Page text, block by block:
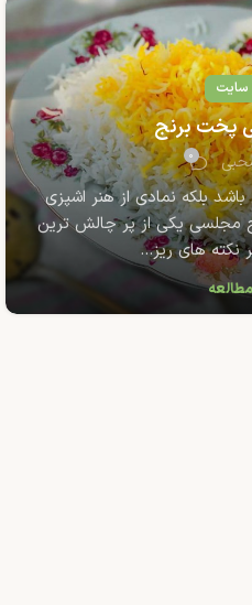
سایت
پخت برنج
۰
بلکه نمادی از هنر اشپزی
یکی از پر چالش ترین
نکته های ریز...